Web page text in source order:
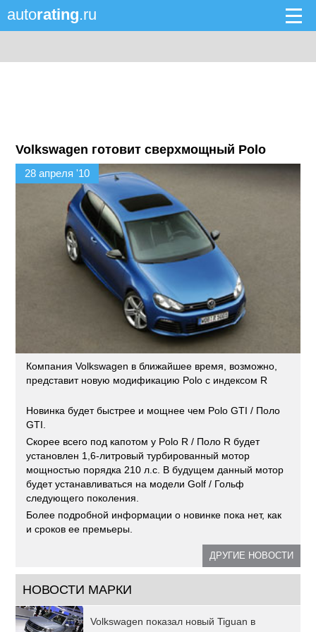
autorating.ru
Volkswagen готовит сверхмощный Polo
28 апреля '10
Компания Volkswagen в ближайшее время, возможно,
представит новую модификацию Polo с индексом R
Новинка будет быстрее и мощнее чем Polo GTI / Поло
GTI.
Скорее всего под капотом у Polo R / Поло R будет
установлен 1,6-литровый турбированный мотор
мощностью порядка 210 л.с. В будущем данный мотор
будет устанавливаться на модели Golf / Гольф
следующего поколения.
Более подробной информации о новинке пока нет, как
и сроков ее премьеры.
ДРУГИЕ НОВОСТИ
НОВОСТИ МАРКИ
Volkswagen показал новый Tiguan в